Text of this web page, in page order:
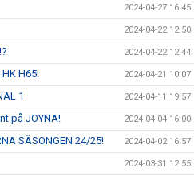
2024-04-27 16:45
2024-04-22 12:50
2024-04-22 12:44
H65! 2024-04-21 10:07
1 2024-04-11 19:57
på JOYNA! 2024-04-04 16:00
SÄSONGEN 24/25! 2024-04-02 16:57
2024-03-31 12:55